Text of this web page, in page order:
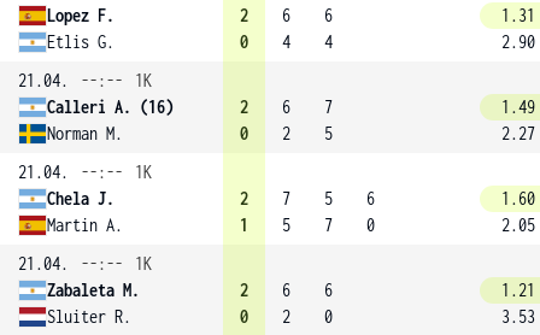
Lopez F.
Etlis G.
2
0
6
4
6
4
1.31
2.90
21.04.
--:--
1K
Calleri A. (16)
Norman M.
2
0
6
2
7
5
1.49
2.27
21.04.
--:--
1K
Chela J.
Martin A.
2
1
7
5
5
7
6
0
1.60
2.05
21.04.
--:--
1K
Zabaleta M.
Sluiter R.
2
0
6
2
6
0
1.21
3.53